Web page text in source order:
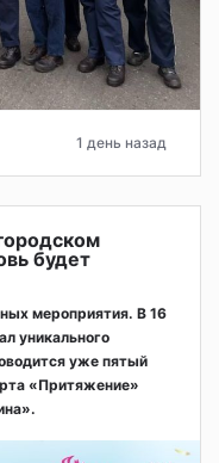
1 день назад
будет
мероприятия. В 16
уникального
уже пятый
«Притяжение»